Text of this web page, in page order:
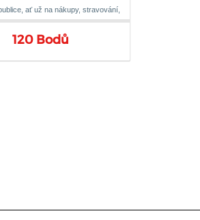
ať už na nákupy, stravování,
kulturu a také v zařízeních
se na relax a krásu, sport,
120 Bodů